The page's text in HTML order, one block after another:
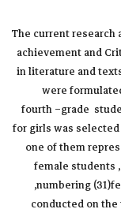
The current
achievement and
in literature and
were
fourth –grade
for girls was
one of them
female students
,numbering
conducted on